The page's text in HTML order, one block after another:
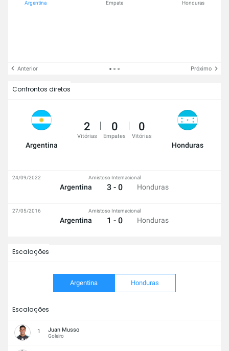
Escalações
Argentina Honduras
Escalações
1 Juan Musso
Goleiro
Argentina Empate Honduras
Anterior Próximo
Confrontos diretos
Argentina
2
Vitórias
0
Empates
0
Vitórias
Honduras
Argentina
Amistoso Internacional
3 - 0 Honduras
24/09/2022
Argentina
Amistoso Internacional
1 - 0 Honduras
27/05/2016